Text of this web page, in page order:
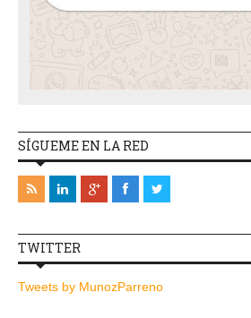
SÍGUEME EN LA RED
TWITTER
Tweets by MunozParreno